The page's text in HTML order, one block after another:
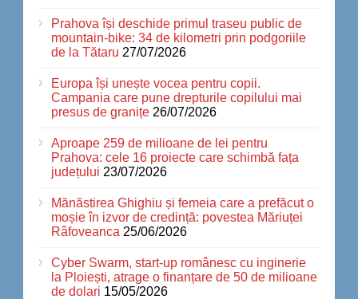
Prahova își deschide primul traseu public de
mountain-bike: 34 de kilometri prin podgoriile
de la Tătaru 27/07/2026
Europa își unește vocea pentru copii.
Campania care pune drepturile copilului mai
presus de granițe 26/07/2026
Aproape 259 de milioane de lei pentru
Prahova: cele 16 proiecte care schimbă fața
județului 23/07/2026
Mănăstirea Ghighiu și femeia care a prefăcut o
moșie în izvor de credință: povestea Măriuței
Râfoveanca 25/06/2026
Cyber Swarm, start-up românesc cu inginerie
la Ploiești, atrage o finanțare de 50 de milioane
de dolari 15/05/2026